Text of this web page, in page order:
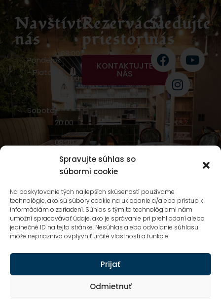
Spravujte súhlas so
súbormi cookie
Na poskytovanie tých najlepších skúseností používame
technológie, ako sú súbory cookie na ukladanie a/alebo prístup k
informáciám o zariadení. Súhlas s týmito technológiami nám
umožní spracovávať údaje, ako je správanie pri prehliadaní alebo
jedinečné ID na tejto stránke. Nesúhlas alebo odvolanie súhlasu
môže nepriaznivo ovplyvniť určité vlastnosti a funkcie.
Prijať
Odmietnuť
Navštívte
nás
Pondelok
- Piatok
08:00
-
20:00
Sobota-
20:00
08:00
20:00
NIVY
CENTRUM
Mlynské Nivy
5A,
Bratislava
Rezervácia
priestoru
KONTAKTUJTE
NÁS
Sledujte
nás